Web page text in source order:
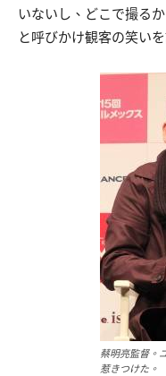
いないし、どこで撮る
と呼びかけ観客の笑い
蔡明亮監督。
惹きつけた。